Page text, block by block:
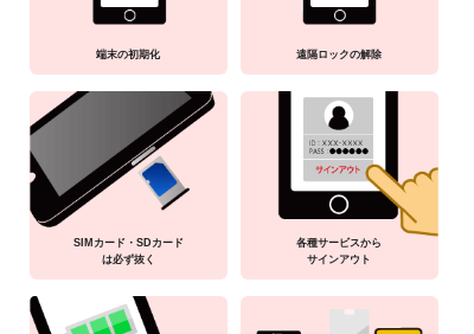
端末の初期化 遠隔ロックの解除
SIMカード・SDカード
は必ず抜く
各種サービスから
サインアウト